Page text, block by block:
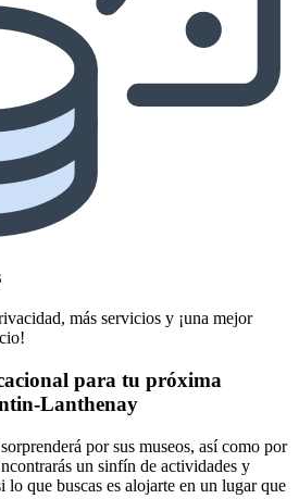
más servicios y ¡una mejor
para tu próxima
Lanthenay
por sus museos, así como por
un sinfín de actividades y
lo que buscas es alojarte en un lugar que